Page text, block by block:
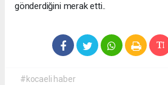
gönderdiğini merak etti..
#kocaeli haber